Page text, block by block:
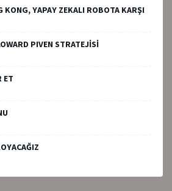
KONG, YAPAY ZEKALI ROBOTA KARŞI
PIVEN STRATEJİSİ
ET